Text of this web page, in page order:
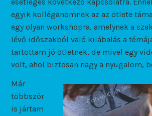
esetleges következő kapcsolatra.
egyik kolléganőmnek az az ötlete
egy olyan workshopra, amelynek a
lévő időszakból való kilábalás a
tartottam jó ötletnek, de mivel egy
volt, ahol biztosan nagy a nyugalom,
Már
többször
is jártam